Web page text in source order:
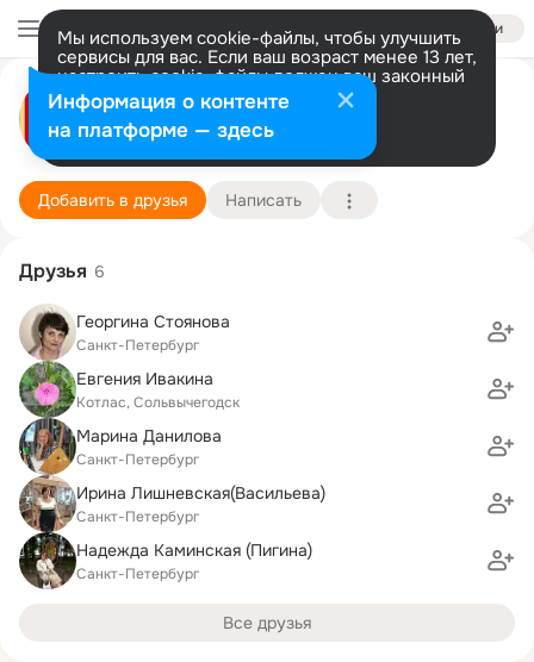
Войти
Мы используем cookie-файлы, чтобы улучшить
сервисы для вас. Если ваш возраст менее 13 лет,
настроить cookie-файлы должен ваш законный
представитель. Больше информации
Разрешить все Настроить
isadora duncan
Санкт-Петербург 1 января
Добавить в друзья Написать
Друзья 6
Георгина Стоянова
Санкт-Петербург
Евгения Ивакина
Котлас, Сольвычегодск
Марина Данилова
Санкт-Петербург
Ирина Лишневская(Васильева)
Санкт-Петербург
Надежда Каминская (Пигина)
Санкт-Петербург
Все друзья
Информация о контенте
на платформе — здесь